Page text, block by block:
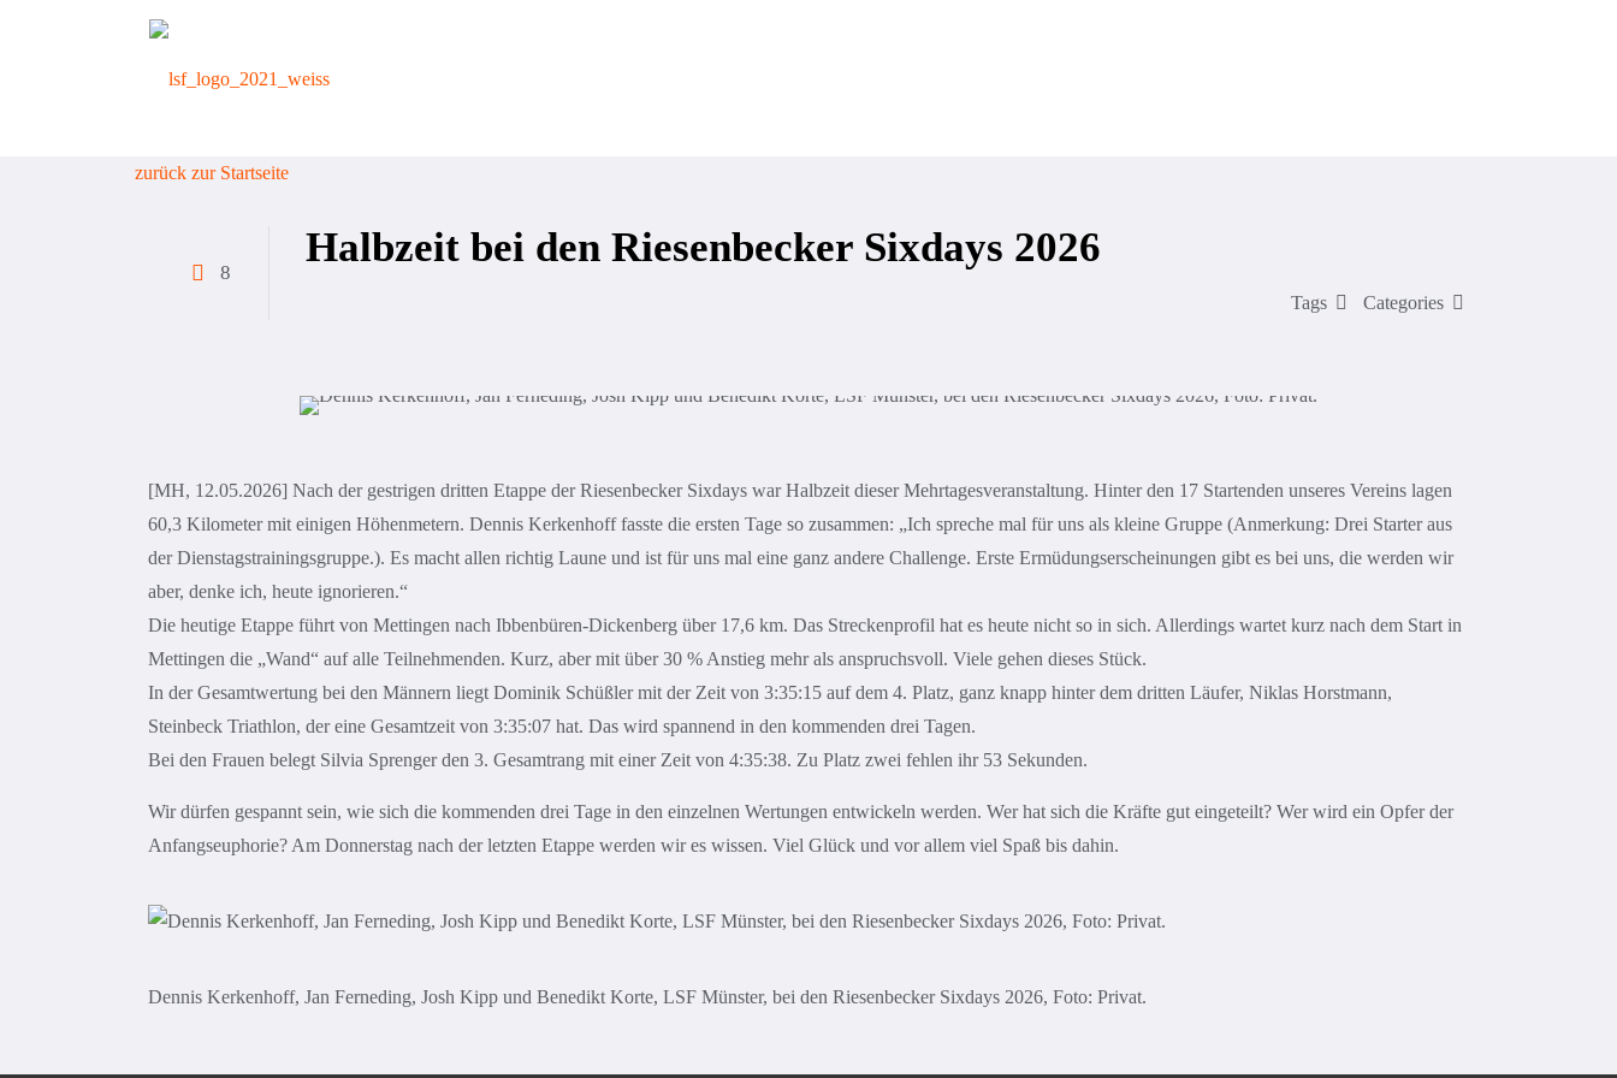
zurück zur Startseite
8
Halbzeit bei den Riesenbecker Sixdays 2026
Categories
Tags
[MH, 12.05.2026] Nach der gestrigen dritten Etappe der Riesenbecker Sixdays war Halbzeit dieser Mehrtagesveranstaltung. Hinter den 17 Startenden unseres Vereins lagen
60,3 Kilometer mit einigen Höhenmetern. Dennis Kerkenhoff fasste die ersten Tage so zusammen: „Ich spreche mal für uns als kleine Gruppe (Anmerkung: Drei Starter aus
der Dienstagstrainingsgruppe.). Es macht allen richtig Laune und ist für uns mal eine ganz andere Challenge. Erste Ermüdungserscheinungen gibt es bei uns, die werden wir
aber, denke ich, heute ignorieren.“
Die heutige Etappe führt von Mettingen nach Ibbenbüren-Dickenberg über 17,6 km. Das Streckenprofil hat es heute nicht so in sich. Allerdings wartet kurz nach dem Start in
Mettingen die „Wand“ auf alle Teilnehmenden. Kurz, aber mit über 30 % Anstieg mehr als anspruchsvoll. Viele gehen dieses Stück.
In der Gesamtwertung bei den Männern liegt Dominik Schüßler mit der Zeit von 3:35:15 auf dem 4. Platz, ganz knapp hinter dem dritten Läufer, Niklas Horstmann,
Steinbeck Triathlon, der eine Gesamtzeit von 3:35:07 hat. Das wird spannend in den kommenden drei Tagen.
Bei den Frauen belegt Silvia Sprenger den 3. Gesamtrang mit einer Zeit von 4:35:38. Zu Platz zwei fehlen ihr 53 Sekunden.
Wir dürfen gespannt sein, wie sich die kommenden drei Tage in den einzelnen Wertungen entwickeln werden. Wer hat sich die Kräfte gut eingeteilt? Wer wird ein Opfer der
Anfangseuphorie? Am Donnerstag nach der letzten Etappe werden wir es wissen. Viel Glück und vor allem viel Spaß bis dahin.
Dennis Kerkenhoff, Jan Ferneding, Josh Kipp und Benedikt Korte, LSF Münster, bei den Riesenbecker Sixdays 2026, Foto: Privat.